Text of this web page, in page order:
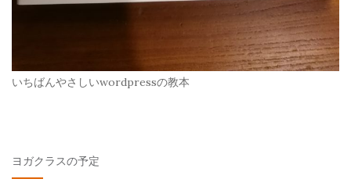
いちばんやさしいwordpressの教本
ヨガクラスの予定